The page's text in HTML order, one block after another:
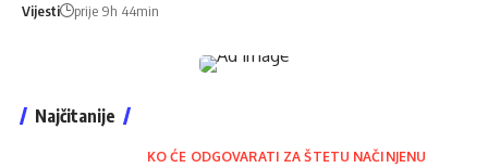
Vijesti prije 9h 44min
Najčitanije
KO ĆE ODGOVARATI ZA ŠTETU NAČINJENU